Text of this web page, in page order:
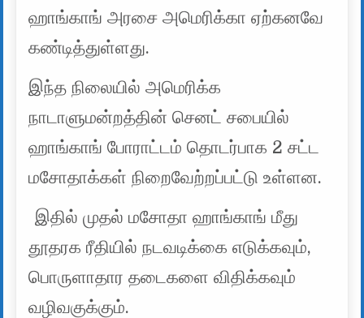
ஹாங்காங் அரசை அமெரிக்கா ஏற்கனவே
கண்டித்துள்ளது.
இந்த நிலையில் அமெரிக்க
நாடாளுமன்றத்தின் செனட் சபையில்
ஹாங்காங் போராட்டம் தொடர்பாக 2 சட்ட
மசோதாக்கள் நிறைவேற்றப்பட்டு உள்ளன.
இதில் முதல் மசோதா ஹாங்காங் மீது
தூதரக ரீதியில் நடவடிக்கை எடுக்கவும்,
பொருளாதார தடைகளை விதிக்கவும்
வழிவகுக்கும்.